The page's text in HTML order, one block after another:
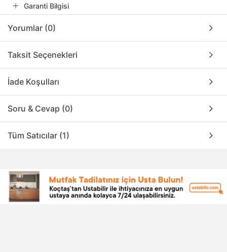
Garanti Bilgisi
Yorumlar (0)
Taksit Seçenekleri
İade Koşulları
Soru & Cevap (0)
Tüm Satıcılar (1)